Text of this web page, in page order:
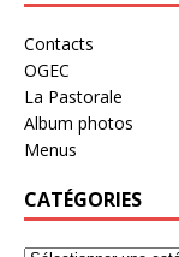
Contacts
OGEC
La Pastorale
Album photos
Menus
CATÉGORIES